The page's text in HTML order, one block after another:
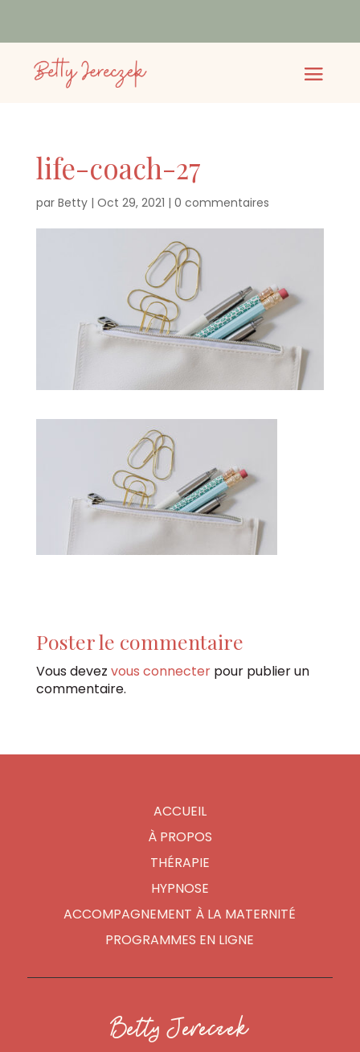
life-coach-27
par Betty| Oct 29, 2021 | 0 commentaires
Poster le commentaire
Vous devez vous connecterpour publier un
commentaire.
ACCUEIL
À PROPOS
THÉRAPIE
HYPNOSE
ACCOMPAGNEMENT À LA MATERNITÉ
PROGRAMMES EN LIGNE
Betty Jereczek